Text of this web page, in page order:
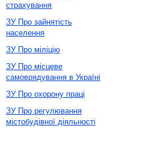
страхування
ЗУ Про зайнятість
населення
ЗУ Про міліцію
ЗУ Про місцеве
самоврядування в Україні
ЗУ Про охорону праці
ЗУ Про регулювання
містобудівної діяльності